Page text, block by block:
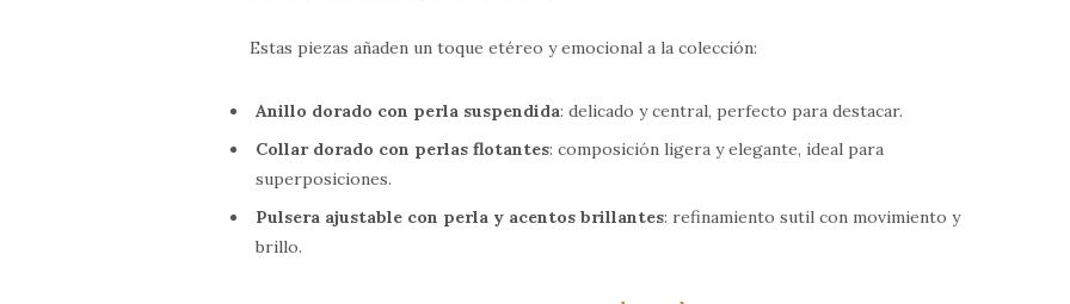
Estas piezas añaden un toque etéreo y emocional a la colección:
Anillo dorado con perla suspendida: delicado y central, perfecto para destacar.
Collar dorado con perlas flotantes: composición ligera y elegante, ideal para
superposiciones.
Pulsera ajustable con perla y acentos brillantes: refinamiento sutil con movimiento y
brillo.